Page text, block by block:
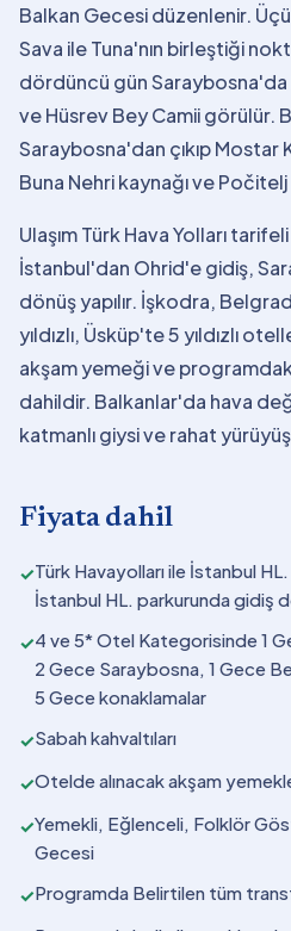
Balkan Gecesi düzenlenir.
Sava ile Tuna'nın birleştiği
dördüncü gün Saraybosna'da
ve Hüsrev Bey Camii görülür.
Saraybosna'dan çıkıp
Buna Nehri kaynağı ve
Ulaşım Türk Hava Yolları
İstanbul'dan Ohrid'e gidiş,
dönüş yapılır. İşkodra,
yıldızlı, Üsküp'te 5 yıldızlı
akşam yemeği ve
dahildir. Balkanlar'da hava
katmanlı giysi ve rahat
Fiyata dahil
✓Türk Havayolları ile İstanbul
İstanbul HL. parkurunda gidiş
✓4 ve 5* Otel Kategorisinde 1
2 Gece Saraybosna, 1 Gece
5 Gece konaklamalar
✓Sabah kahvaltıları
✓Otelde alınacak akşam
✓Yemekli, Eğlenceli, Folklör
Gecesi
✓Programda Belirtilen tüm